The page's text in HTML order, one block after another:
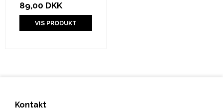
89,00 DKK
VIS PRODUKT
Kontakt